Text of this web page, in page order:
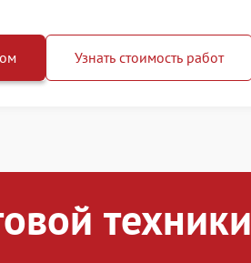
Узнать стоимость работ
техники